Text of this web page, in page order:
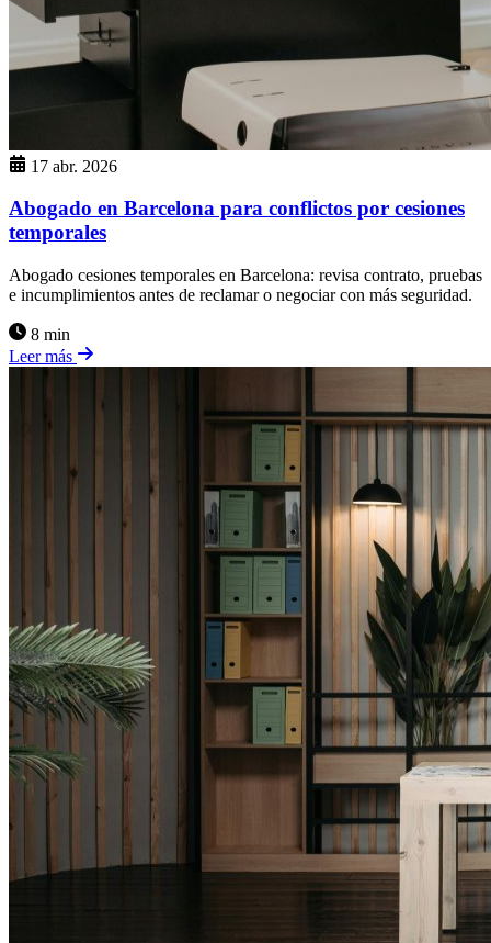
17 abr. 2026
Abogado en Barcelona para conflictos por cesiones
temporales
Abogado cesiones temporales en Barcelona: revisa contrato, pruebas
e incumplimientos antes de reclamar o negociar con más seguridad.
8 min
Leer más